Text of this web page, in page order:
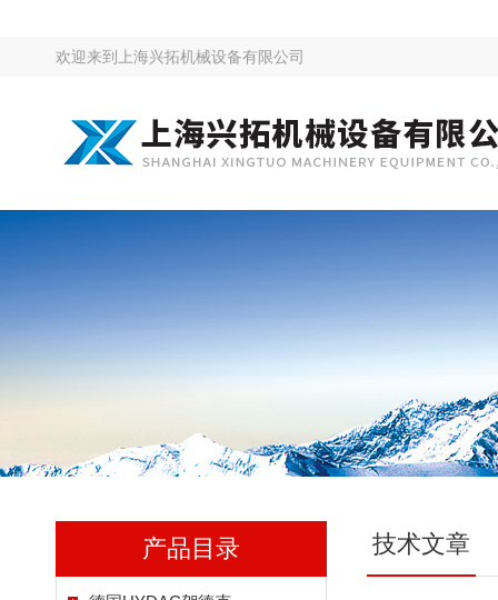
欢迎来到 上海兴拓机械设备有限公司
产品目录 技术文章